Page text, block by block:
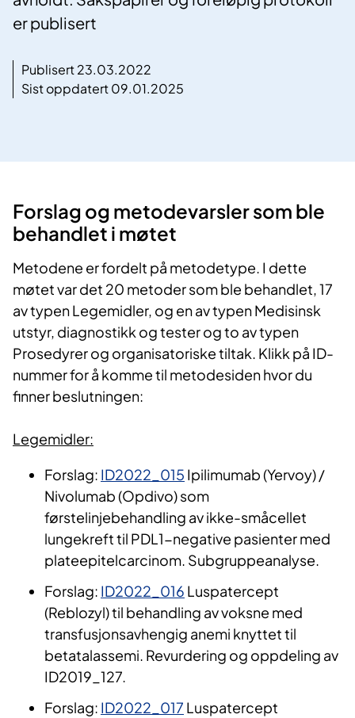
er publisert
Publisert 23.03.2022
Sist oppdatert 09.01.2025
Forslag og metodevarsler som ble
behandlet i møtet
Metodene er fordelt på metodetype. I dette
møtet var det 20 metoder som ble behandlet, 17
av typen Legemidler, og en av typen Medisinsk
utstyr, diagnostikk og tester og to av typen
Prosedyrer og organisatoriske tiltak. Klikk på ID-
nummer for å komme til metodesiden hvor du
finner beslutningen:
Legemidler:
Forslag: ID2022_015 Ipilimumab (Yervoy) /
Nivolumab (Opdivo) som
førstelinjebehandling av ikke-småcellet
lungekreft til PDL1-negative pasienter med
plateepitelcarcinom. Subgruppeanalyse.
Forslag: ID2022_016 Luspatercept
(Reblozyl) til behandling av voksne med
transfusjonsavhengig anemi knyttet til
betatalassemi. Revurdering og oppdeling av
ID2019_127.
Forslag: ID2022_017 Luspatercept